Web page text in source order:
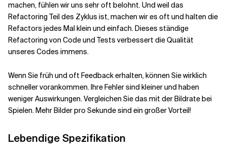
machen, fühlen wir uns sehr oft belohnt. Und weil das
Refactoring Teil des Zyklus ist, machen wir es oft und halten die
Refactors jedes Mal klein und einfach. Dieses ständige
Refactoring von Code und Tests verbessert die Qualität
unseres Codes immens.
Wenn Sie früh und oft Feedback erhalten, können Sie wirklich
schneller vorankommen. Ihre Fehler sind kleiner und haben
weniger Auswirkungen. Vergleichen Sie das mit der Bildrate bei
Spielen. Mehr Bilder pro Sekunde sind ein großer Vorteil!
Lebendige Spezifikation